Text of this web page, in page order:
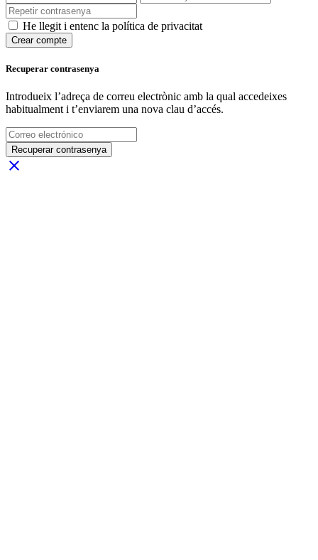
He llegit i entenc la política de privacitat
Crear compte
Recuperar contrasenya
Introdueix l’adreça de correu electrònic amb la qual accedeixes
habitualment i t’enviarem una nova clau d’accés.
Recuperar contrasenya
close